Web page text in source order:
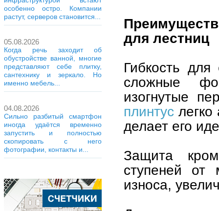
особенно остро. Компании
растут, серверов становится...
05.08.2026
Когда речь заходит об
обустройстве ванной, многие
представляют себе плитку,
сантехнику и зеркало. Но
именно мебель...
04.08.2026
Сильно разбитый смартфон
иногда удаётся временно
запустить и полностью
скопировать с него
фотографии, контакты и...
для лестниц
Гибкость
сложные
изогнутые
плинтус легко
делает его
Защита
ступеней от
износа,